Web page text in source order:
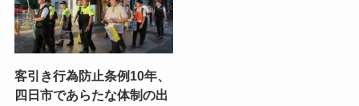
客引き行為防止条例10年、
四日市であらたな体制の出